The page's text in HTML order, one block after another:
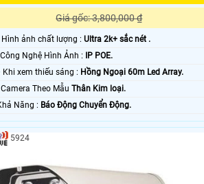
Giá gốc: 3,800,000 ₫
☀️ Hình ảnh chất lượng : Ultra 2k+ sắc nét .
®️ Công Nghệ Hình Ảnh : IP POE.
🌔 Khi xem thiếu sáng : Hồng Ngoại 60m Led Array.
❄ Camera Theo Mẫu Thân Kim loại.
️ƒ Khả Năng : Báo Động Chuyển Động.
5924